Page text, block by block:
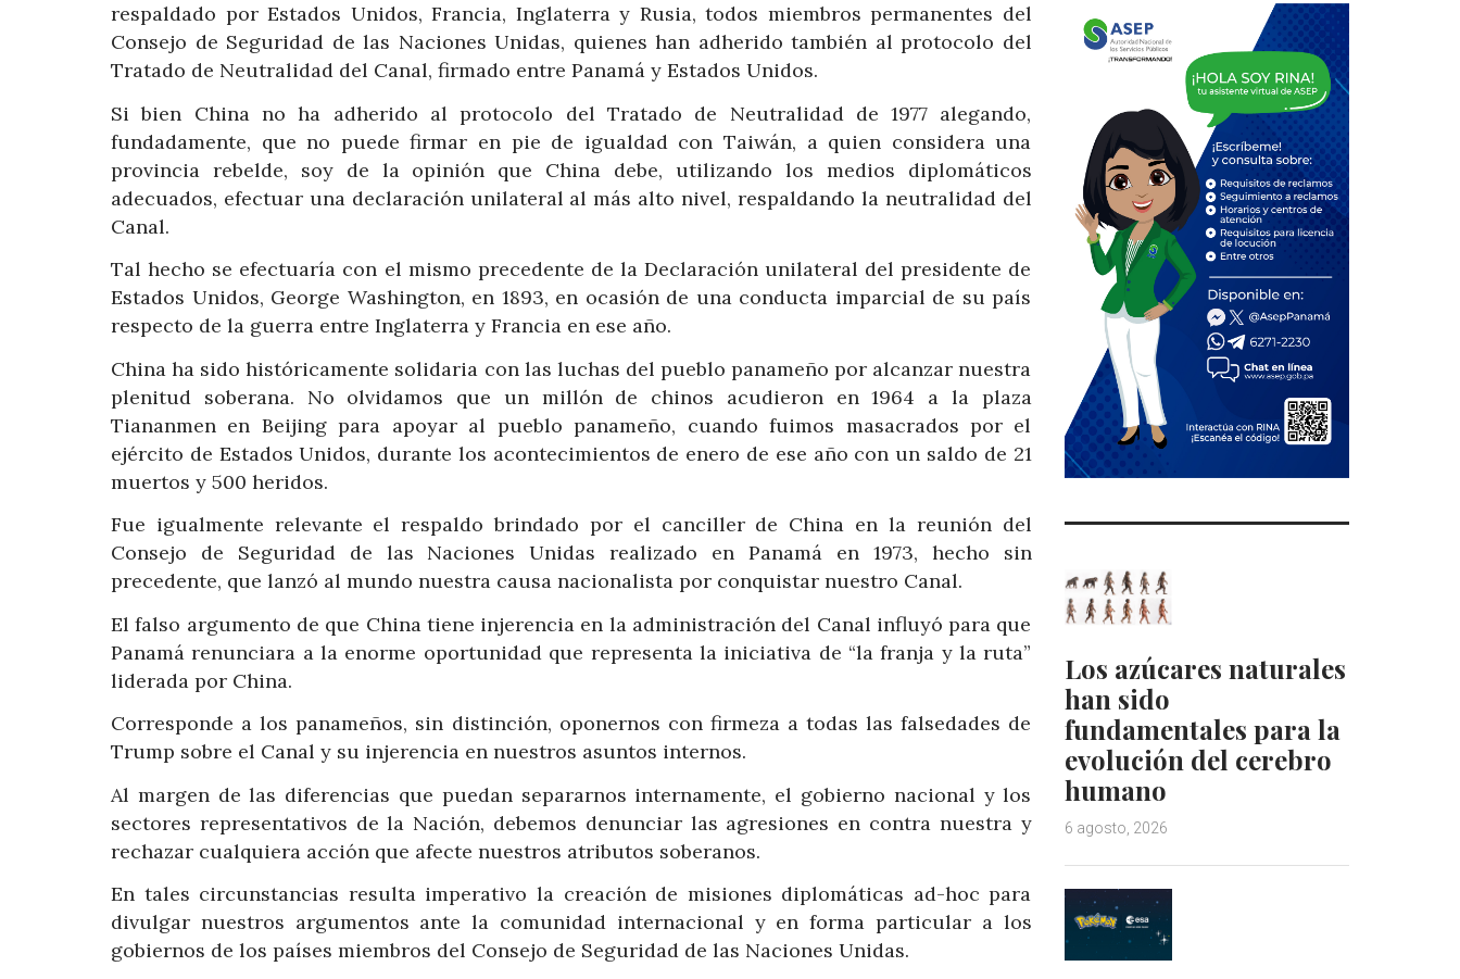
respaldado por Estados Unidos, Francia, Inglaterra y Rusia, todos miembros permanentes del
Consejo de Seguridad de las Naciones Unidas, quienes han adherido también al protocolo del
Tratado de Neutralidad del Canal, firmado entre Panamá y Estados Unidos.
Si bien China no ha adherido al protocolo del Tratado de Neutralidad de 1977 alegando,
fundadamente, que no puede firmar en pie de igualdad con Taiwán, a quien considera una
provincia rebelde, soy de la opinión que China debe, utilizando los medios diplomáticos
adecuados, efectuar una declaración unilateral al más alto nivel, respaldando la neutralidad del
Canal.
Tal hecho se efectuaría con el mismo precedente de la Declaración unilateral del presidente de
Estados Unidos, George Washington, en 1893, en ocasión de una conducta imparcial de su país
respecto de la guerra entre Inglaterra y Francia en ese año.
China ha sido históricamente solidaria con las luchas del pueblo panameño por alcanzar nuestra
plenitud soberana. No olvidamos que un millón de chinos acudieron en 1964 a la plaza
Tiananmen en Beijing para apoyar al pueblo panameño, cuando fuimos masacrados por el
ejército de Estados Unidos, durante los acontecimientos de enero de ese año con un saldo de 21
muertos y 500 heridos.
Fue igualmente relevante el respaldo brindado por el canciller de China en la reunión del
Consejo de Seguridad de las Naciones Unidas realizado en Panamá en 1973, hecho sin
precedente, que lanzó al mundo nuestra causa nacionalista por conquistar nuestro Canal.
El falso argumento de que China tiene injerencia en la administración del Canal influyó para que
Panamá renunciara a la enorme oportunidad que representa la iniciativa de “la franja y la ruta”
liderada por China.
Corresponde a los panameños, sin distinción, oponernos con firmeza a todas las falsedades de
Trump sobre el Canal y su injerencia en nuestros asuntos internos.
Al margen de las diferencias que puedan separarnos internamente, el gobierno nacional y los
sectores representativos de la Nación, debemos denunciar las agresiones en contra nuestra y
rechazar cualquiera acción que afecte nuestros atributos soberanos.
En tales circunstancias resulta imperativo la creación de misiones diplomáticas ad-hoc para
divulgar nuestros argumentos ante la comunidad internacional y en forma particular a los
gobiernos de los países miembros del Consejo de Seguridad de las Naciones Unidas.
Los azúcares naturales
han sido
fundamentales para la
evolución del cerebro
humano
6 agosto, 2026